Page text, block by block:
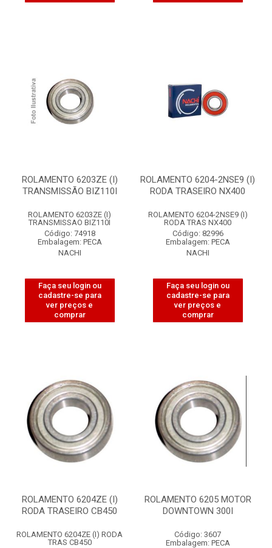
ROLAMENTO 6203ZE (I)
TRANSMISSÃO BIZ110I
ROLAMENTO 6203ZE (I)
TRANSMISSAO BIZ110I
Código: 74918
Embalagem: PECA
NACHI
Faça seu login ou
cadastre-se para
ver preços e
comprar
ROLAMENTO 6204-2NSE9 (I)
RODA TRASEIRO NX400
ROLAMENTO 6204-2NSE9 (I)
RODA TRAS NX400
Código: 82996
Embalagem: PECA
NACHI
Faça seu login ou
cadastre-se para
ver preços e
comprar
ROLAMENTO 6204ZE (I)
RODA TRASEIRO CB450
ROLAMENTO 6204ZE (I) RODA
TRAS CB450
ROLAMENTO 6205 MOTOR
DOWNTOWN 300I
Código: 3607
Embalagem: PECA